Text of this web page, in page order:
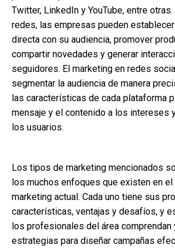
Twitter, LinkedIn y YouTube, entre
redes, las empresas pueden
directa con su audiencia, promover
compartir novedades y generar
seguidores. El marketing en redes
segmentar la audiencia de manera
las características de cada plataforma
mensaje y el contenido a los intereses
los usuarios.
Los tipos de marketing mencionados
los muchos enfoques que existen en el
marketing actual. Cada uno tiene sus
características, ventajas y desafíos, y
los profesionales del área
estrategias para diseñar campañas